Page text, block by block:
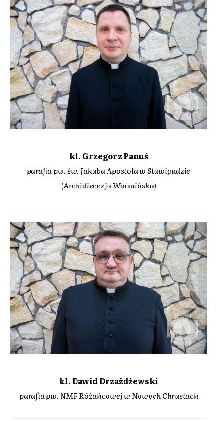
kl. Grzegorz Panuś
parafia pw. św. Jakuba Apostoła w Stawigudzie
(Archidiecezja Warmińska)
kl. Dawid Drzażdżewski
parafia pw. NMP Różańcowej w Nowych Chrustach